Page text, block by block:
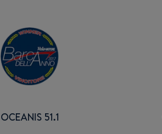
OCEANIS 51.1